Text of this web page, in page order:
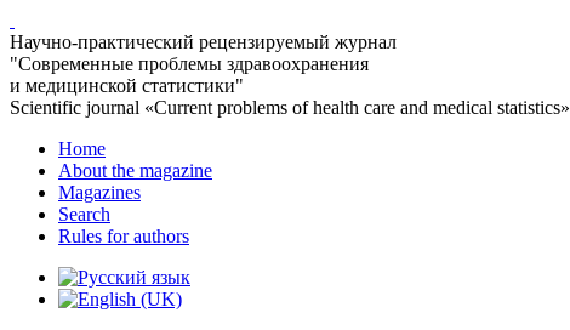
Научно-практический рецензируемый журнал
"Современные проблемы здравоохранения
и медицинской статистики"
Scientific journal «Current problems of health care and medical statistics»
Home
About the magazine
Magazines
Search
Rules for authors